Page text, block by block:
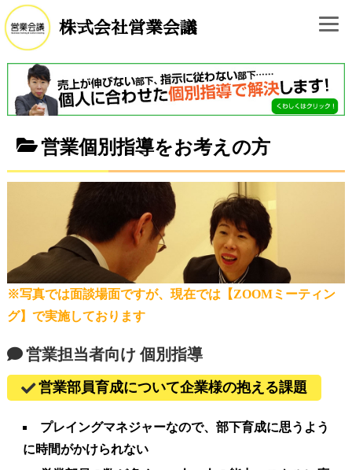
株式会社営業会議
営業個別指導をお考えの方
※写真では面談場面ですが、現在では【ZOOMミーティン
グ】で実施しております
営業担当者向け 個別指導
営業部員育成について企業様の抱える課題
プレイングマネジャーなので、部下育成に思うよう
に時間がかけられない